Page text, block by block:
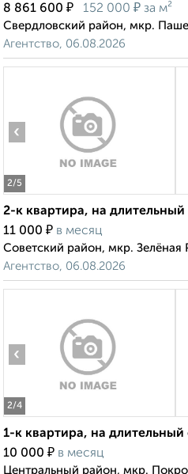
8 861 600 ₽ 152 000 ₽ за м²
Свердловский район, мкр.
Агентство, 06.08.2026
2/5
‹
2-к квартира, на
11 000 ₽ в месяц
Советский район, мкр.
Агентство, 06.08.2026
2/4
‹
1-к квартира, на
10 000 ₽ в месяц
Центральный район, мкр.